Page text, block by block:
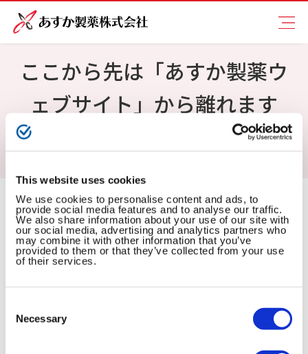
This website uses cookies
We use cookies to personalise content and ads, to
provide social media features and to analyse our traffic.
We also share information about your use of our site with
our social media, advertising and analytics partners who
may combine it with other information that you’ve
provided to them or that they’ve collected from your use
of their services.
Selection
Necessary
ここから先は「あすか製薬ウ
ェブサイト」から離れます
ホーム ここから先は「あすか製薬ウェブサイト」から離れます
ここから先は「あすか製薬ウェブサイト」から離れま
す。
これからアクセスしようとしているウェブサイトの内容
は、あすか製薬株式会社によって管理されているもので